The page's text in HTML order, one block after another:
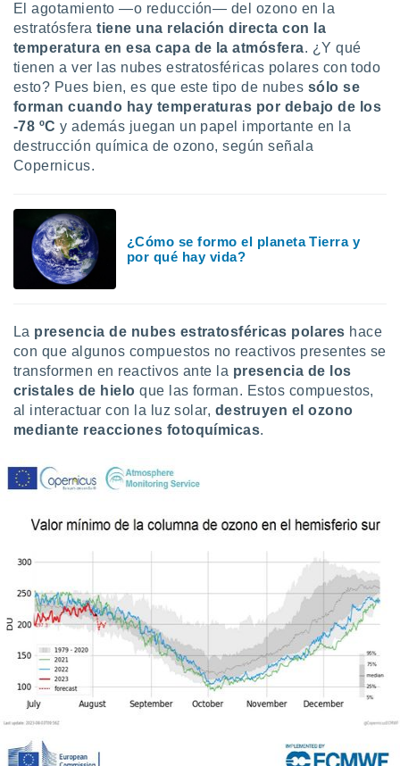
utilizar
crear un
uso de
la
contenido
el
de
o a través
de
uso de
con el
e
mediante
publicidad
de
1199
El agotamiento —o reducción— del ozono en la
estratósferatiene una relación directa con la
temperatura en esa capa de la atmósfera. ¿Y qué
tienen a ver las nubes estratosféricas polares con todo
esto? Pues bien, es que este tipo de nubes sólo se
forman cuando hay temperaturas por debajo de los
-78 ºCy además juegan un papel importante en la
destrucción química de ozono, según señala
Copernicus.
¿Cómo se formo el planeta Tierra y
por qué hay vida?
La presencia de nubes estratosféricas polares hace
con que algunos compuestos no reactivos presentes se
transformen en reactivos ante la presencia de los
cristales de hieloque las forman. Estos compuestos,
al interactuar con la luz solar, destruyen el ozono
mediante reacciones fotoquímicas.